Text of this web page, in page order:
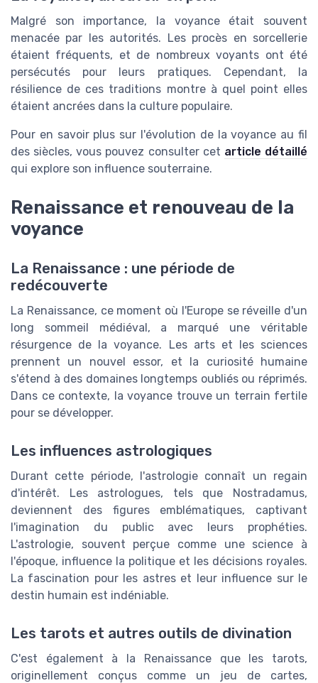
Malgré son importance, la voyance était souvent
menacée par les autorités. Les procès en sorcellerie
étaient fréquents, et de nombreux voyants ont été
persécutés pour leurs pratiques. Cependant, la
résilience de ces traditions montre à quel point elles
étaient ancrées dans la culture populaire.
Pour en savoir plus sur l'évolution de la voyance au fil
des siècles, vous pouvez consulter cet article détaillé
qui explore son influence souterraine.
Renaissance et renouveau de la
voyance
La Renaissance : une période de
redécouverte
La Renaissance, ce moment où l'Europe se réveille d'un
long sommeil médiéval, a marqué une véritable
résurgence de la voyance. Les arts et les sciences
prennent un nouvel essor, et la curiosité humaine
s'étend à des domaines longtemps oubliés ou réprimés.
Dans ce contexte, la voyance trouve un terrain fertile
pour se développer.
Les influences astrologiques
Durant cette période, l'astrologie connaît un regain
d'intérêt. Les astrologues, tels que Nostradamus,
deviennent des figures emblématiques, captivant
l'imagination du public avec leurs prophéties.
L'astrologie, souvent perçue comme une science à
l'époque, influence la politique et les décisions royales.
La fascination pour les astres et leur influence sur le
destin humain est indéniable.
Les tarots et autres outils de divination
C'est également à la Renaissance que les tarots,
originellement conçus comme un jeu de cartes,